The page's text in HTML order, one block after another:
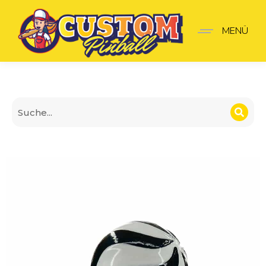
Willy Wonka and the
MENÜ